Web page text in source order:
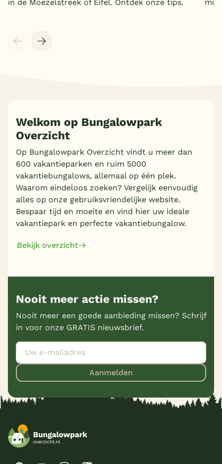
in de Moezelstreek of Eifel. Ontdek onze tips.
Welkom op Bungalowpark
Overzicht
Op Bungalowpark Overzicht vindt u meer dan
600 vakantieparken en ruim 5000
vakantiebungalows, allemaal op één plek.
Waarom eindeloos zoeken? Vergelijk eenvoudig
alles op onze gebruiksvriendelijke website.
Bespaar tijd en moeite en vind hier uw ideale
vakantiepark en perfecte vakantiebungalow.
Bekijk overzicht
Nooit meer actie missen?
Nooit meer een goede aanbieding missen? Schrijf
in voor onze GRATIS nieuwsbrief.
Aanmelden